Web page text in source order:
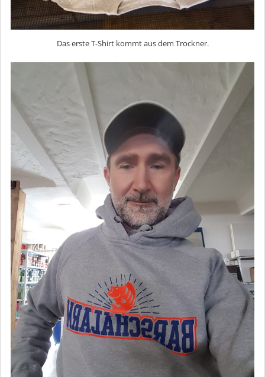
Das erste T-Shirt kommt aus dem Trockner.